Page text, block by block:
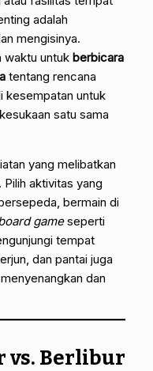
adalah
mengisinya.
waktu untuk berbicara
tentang rencana
kesempatan untuk
satu sama
yang melibatkan
. Pilih aktivitas yang
bermain di
gameseperti
tempat
dan pantai juga
dan
vs. Berlibur